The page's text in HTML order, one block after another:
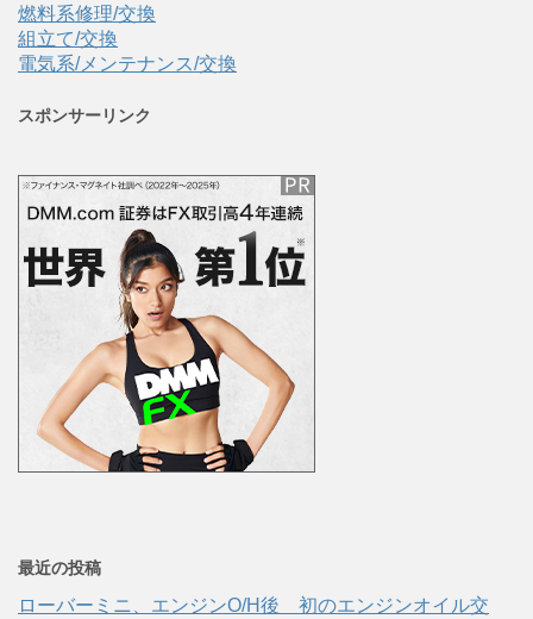
燃料系修理/交換
組立て/交換
電気系/メンテナンス/交換
スポンサーリンク
最近の投稿
ローバーミニ、エンジンO/H後 初のエンジンオイル交